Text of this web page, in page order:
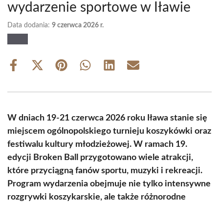
wydarzenie sportowe w Iławie
Data dodania: 9 czerwca 2026 r.
Share
Share
(Twitter)
Share Share Share Share
W dniach 19-21 czerwca 2026 roku Iława stanie się
miejscem ogólnopolskiego turnieju koszykówki oraz
festiwalu kultury młodzieżowej. W ramach 19.
edycji Broken Ball przygotowano wiele atrakcji,
które przyciągną fanów sportu, muzyki i rekreacji.
Program wydarzenia obejmuje nie tylko intensywne
rozgrywki koszykarskie, ale także różnorodne